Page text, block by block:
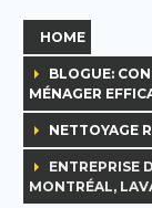
HOME
BLOGUE:
MÉNAGER
NETTOYAGE
ENTREPRISE
MONTRÉAL,